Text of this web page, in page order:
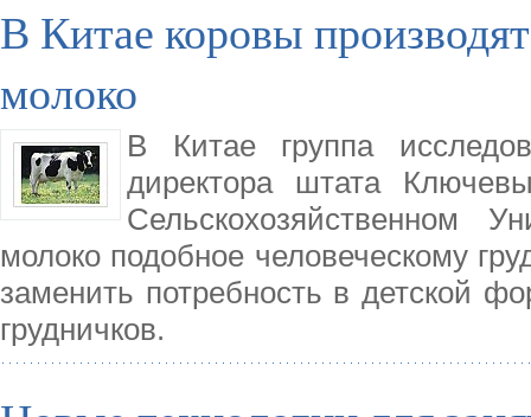
В Китае коровы
молоко
В Китае группа
директора штата
Сельскохозяйственном
молоко подобное человеческому
заменить потребность в детской
грудничков.